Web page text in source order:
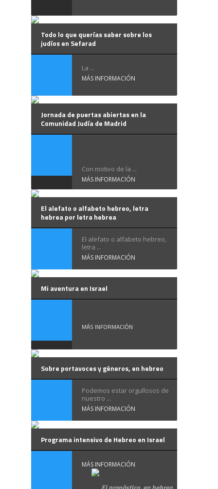
Todo lo que querías saber sobre los
judíos en Sefarad
La ...
MÁS INFORMACIÓN
Jornada de puertas abiertas en la
Comunidad Judía de Madrid
Con motivo de la ...
MÁS INFORMACIÓN
El alefato o alfabeto hebreo, letra
hebrea por letra hebrea
El alefato o alfabeto hebreo,
letra ...
MÁS INFORMACIÓN
Mi aventura en Israel
MÁS INFORMACIÓN
Sobre portavoces y géneros, en hebreo
Podemos estar orgullosos de
nuestro ...
MÁS INFORMACIÓN
Programa intensivo de Hebreo en Israel
MÁS INFORMACIÓN